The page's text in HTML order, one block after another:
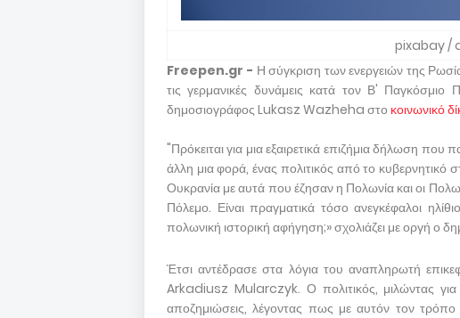
pixabay /
Freepen.gr - Η σύγκριση των ενεργειών της
τις γερμανικές δυνάμεις κατά τον Β'
δημοσιογράφος Lukasz Wazheha στο κοινωνικό
"Πρόκειται για μια εξαιρετικά επιζήμια δήλωση που
άλλη μια φορά, ένας πολιτικός από το κυβερνητικό
Ουκρανία με αυτά που έζησαν η Πολωνία και οι
Πόλεμο. Είναι πραγματικά τόσο ανεγκέφαλοι
πολωνική ιστορική αφήγηση;» σχολιάζει με οργή ο
Έτσι αντέδρασε στα λόγια του αναπληρωτή
Arkadiusz Mularczyk. Ο πολιτικός, μιλώντας
αποζημιώσεις, λέγοντας πως με αυτόν τον τρόπο